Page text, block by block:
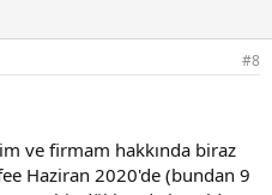
#8
ve firmam hakkında biraz
Haziran 2020'de (bundan 9